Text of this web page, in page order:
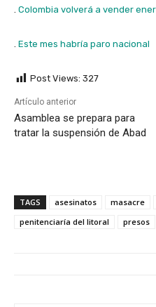
Colombia volverá a vender
Este mes habría paro nacional
Post Views: 327
Artículo anterior
Asamblea se prepara para
tratar la suspensión de Abad
TAGS asesinatos masacre
penitenciaría del litoral
presos